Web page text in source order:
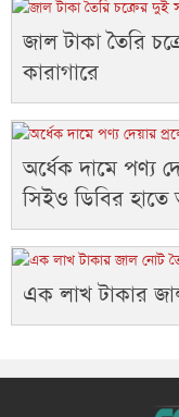
জাল টাকা তৈরি
কারাগারে
অর্ধেক দামে পণ্য
সিইও ডিবির
এক লাখ টাকার